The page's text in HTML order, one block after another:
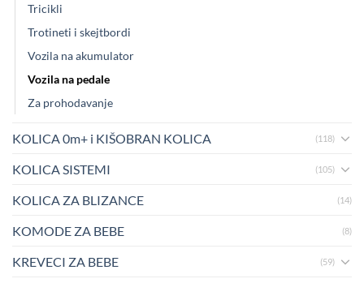
Tricikli
Trotineti i skejtbordi
Vozila na akumulator
Vozila na pedale
Za prohodavanje
KOLICA 0m+ i KIŠOBRAN KOLICA (118)
KOLICA SISTEMI (105)
KOLICA ZA BLIZANCE (14)
KOMODE ZA BEBE (8)
KREVECI ZA BEBE (59)